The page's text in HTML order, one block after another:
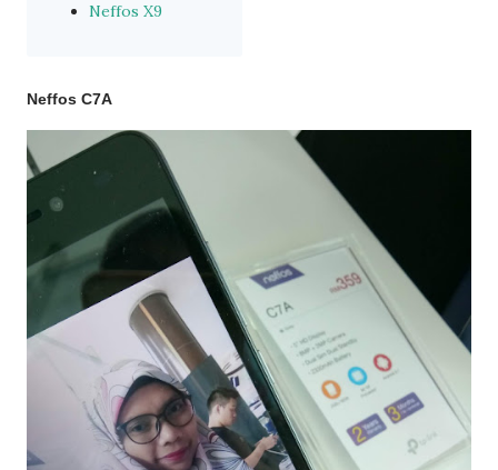
Neffos X9
Neffos C7A